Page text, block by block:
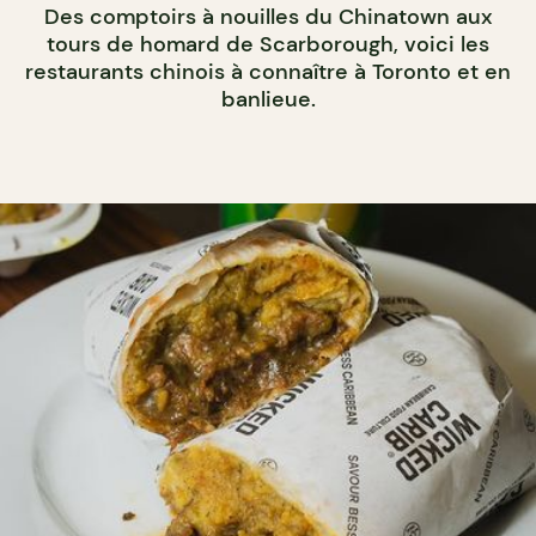
Des comptoirs à nouilles du Chinatown aux
tours de homard de Scarborough, voici les
restaurants chinois à connaître à Toronto et en
banlieue.